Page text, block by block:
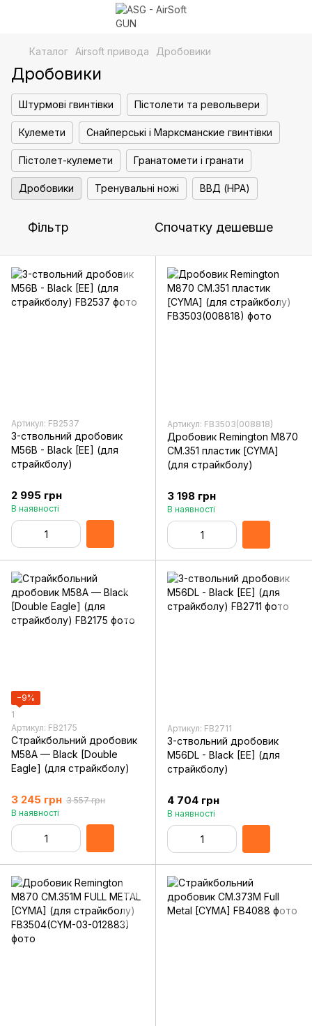
Каталог Airsoft привода Дробовики
Дробовики
Штурмові гвинтівки Пістолети та револьвери
Кулемети Снайперські і Марксманские гвинтівки
Пістолет-кулемети Гранатомети і гранати
Дробовики Тренувальні ножі ВВД (HPA)
Фільтр Спочатку дешевше
Артикул: FB2537
3-ствольний дробовик
M56B - Black [EE] (для
страйкболу)
2 995 грн
В наявності
Артикул: FB3503(008818)
Дробовик Remington M870
CM.351 пластик [CYMA]
(для страйкболу)
3 198 грн
В наявності
−9%
1
Артикул: FB2175
Страйкбольний дробовик
M58A — Black [Double
Eagle] (для страйкболу)
3 245 грн 3 557 грн
В наявності
Артикул: FB2711
3-ствольний дробовик
M56DL - Black [EE] (для
страйкболу)
4 704 грн
В наявності